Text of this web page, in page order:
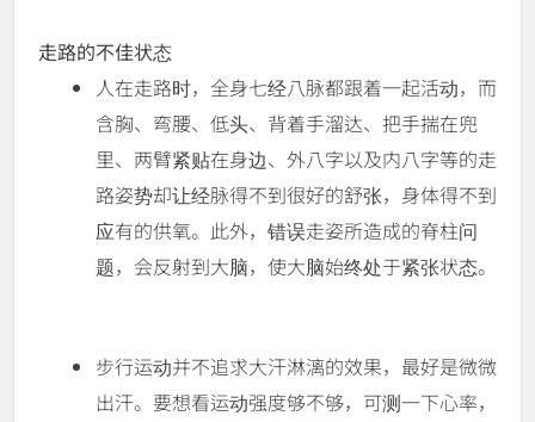
走路的不佳状态
人在走路时，全身七经八脉都跟着一起活动，而
含胸、弯腰、低头、背着手溜达、把手揣在兜
里、两臂紧贴在身边、外八字以及内八字等的走
路姿势却让经脉得不到很好的舒张，身体得不到
应有的供氧。此外，错误走姿所造成的脊柱问
题，会反射到大脑，使大脑始终处于紧张状态。
步行运动并不追求大汗淋漓的效果，最好是微微
出汗。要想看运动强度够不够，可测一下心率，